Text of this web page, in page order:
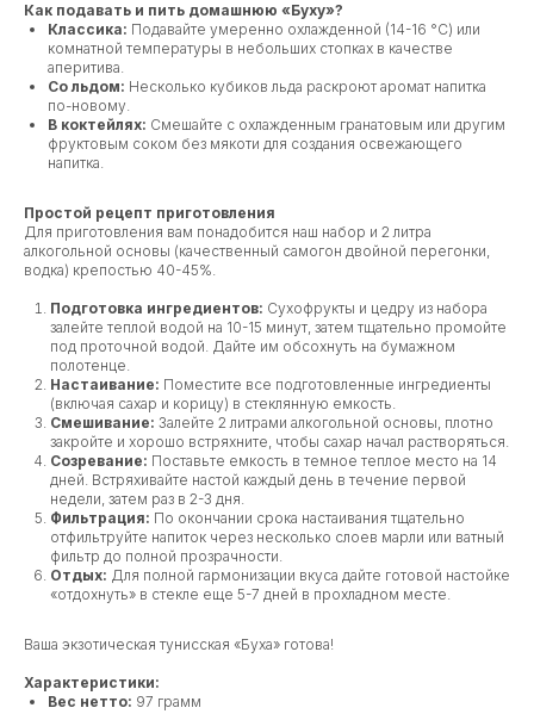
Как подавать и пить домашнюю «Буху»?
Классика: Подавайте умеренно охлажденной (14-16 °C) или
комнатной температуры в небольших стопках в качестве
аперитива.
Со льдом: Несколько кубиков льда раскроют аромат напитка
по-новому.
В коктейлях: Смешайте с охлажденным гранатовым или другим
фруктовым соком без мякоти для создания освежающего
напитка.
Простой рецепт приготовления
Для приготовления вам понадобится наш набор и 2 литра
алкогольной основы (качественный самогон двойной перегонки,
водка) крепостью 40-45%.
Подготовка ингредиентов: Сухофрукты и цедру из набора
залейте теплой водой на 10-15 минут, затем тщательно промойте
под проточной водой. Дайте им обсохнуть на бумажном
полотенце.
Настаивание: Поместите все подготовленные ингредиенты
(включая сахар и корицу) в стеклянную емкость.
Смешивание: Залейте 2 литрами алкогольной основы, плотно
закройте и хорошо встряхните, чтобы сахар начал растворяться.
Созревание: Поставьте емкость в темное теплое место на 14
дней. Встряхивайте настой каждый день в течение первой
недели, затем раз в 2-3 дня.
Фильтрация: По окончании срока настаивания тщательно
отфильтруйте напиток через несколько слоев марли или ватный
фильтр до полной прозрачности.
Отдых: Для полной гармонизации вкуса дайте готовой настойке
«отдохнуть» в стекле еще 5-7 дней в прохладном месте.
Ваша экзотическая тунисская «Буха» готова!
Характеристики:
Вес нетто: 97 грамм